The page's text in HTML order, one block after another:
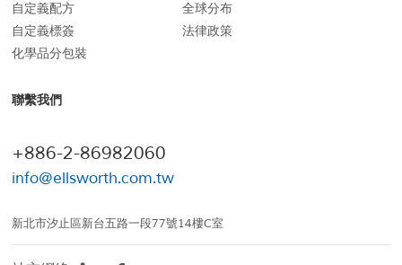
自定義配方
自定義標簽
化學品分包裝
全球分布
法律政策
聯繫我們
+886-2-86982060
info@ellsworth.com.tw
新北市汐止區新台五路一段77號14樓C室